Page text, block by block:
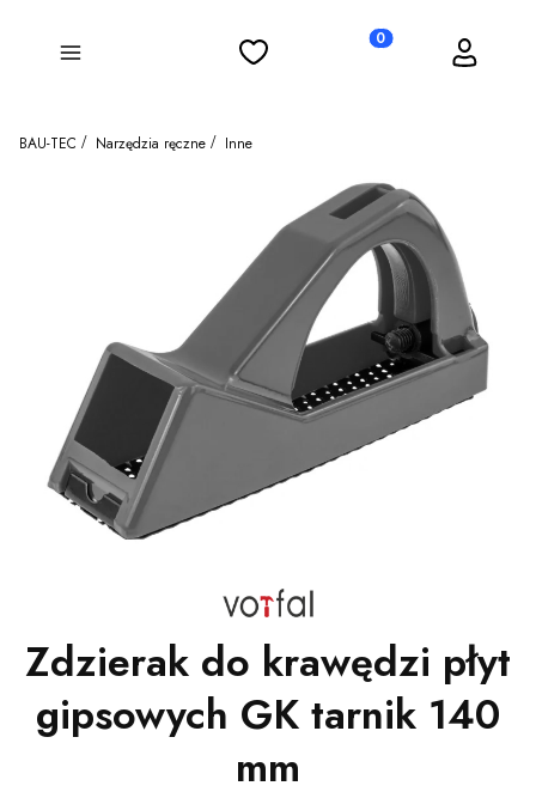
Menu Ulubione Produkty w koszyku:
Koszyk Zaloguj się
BAU-TEC Narzędzia ręczne Inne
Zdzierak do krawędzi płyt
gipsowych GK tarnik 140
mm